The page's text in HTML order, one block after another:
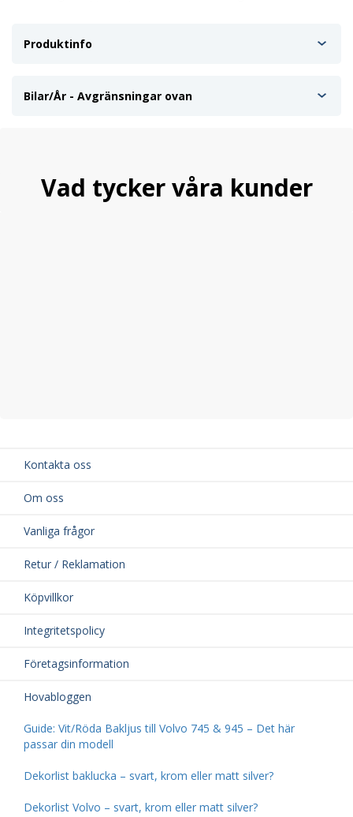
Produktinfo
Bilar/År - Avgränsningar ovan
Vad tycker våra kunder
Kontakta oss
Om oss
Vanliga frågor
Retur / Reklamation
Köpvillkor
Integritetspolicy
Företagsinformation
Hovabloggen
Guide: Vit/Röda Bakljus till Volvo 745 & 945 – Det här
passar din modell
Dekorlist baklucka – svart, krom eller matt silver?
Dekorlist Volvo – svart, krom eller matt silver?